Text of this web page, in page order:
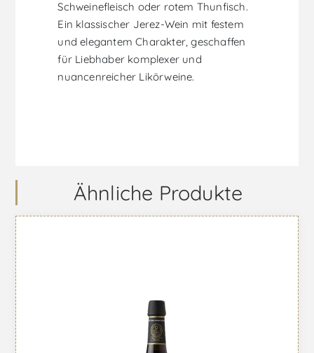
Schweinefleisch oder rotem Thunfisch.
Ein klassischer Jerez-Wein mit festem
und elegantem Charakter, geschaffen
für Liebhaber komplexer und
nuancenreicher Likörweine.
Ähnliche Produkte